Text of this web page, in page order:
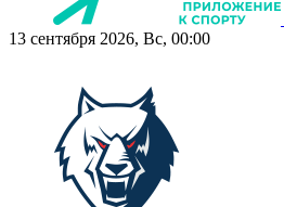
13 сентября 2026, Вс, 00:00